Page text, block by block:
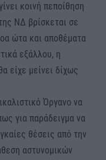
κοινή πεποίθηση
ΝΔ βρίσκεται σε
ώτα και αποθέματα
εξάλλου, η
είχε μείνει δίχως
Όργανο να
για παράδειγμα να
θέσεις από την
αστυνομικών